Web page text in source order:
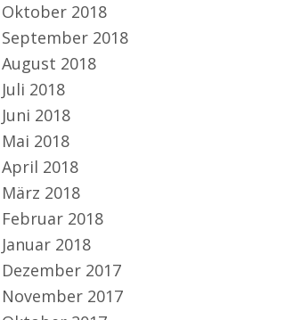
Oktober 2018
September 2018
August 2018
Juli 2018
Juni 2018
Mai 2018
April 2018
März 2018
Februar 2018
Januar 2018
Dezember 2017
November 2017